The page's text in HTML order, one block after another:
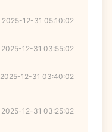
2025-12-31 05:10:02
2025-12-31 03:55:02
2025-12-31 03:40:02
2025-12-31 03:25:02